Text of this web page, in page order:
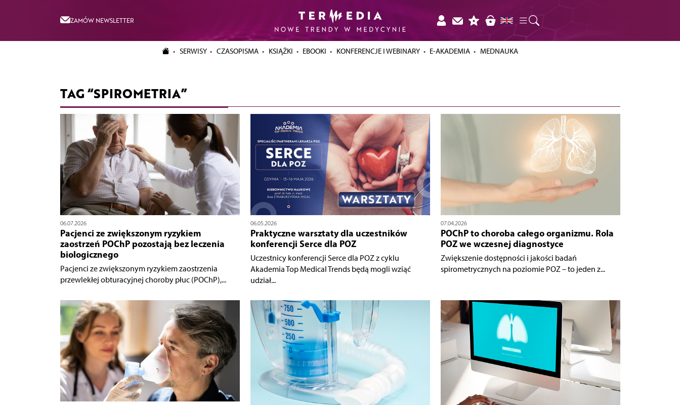
ZAMÓW NEWSLETTER
SERWISY CZASOPISMA KSIĄŻKI EBOOKI KONFERENCJE I WEBINARY E-AKADEMIA MEDNAUKA
TAG “SPIROMETRIA”
06.07.2026
Pacjenci ze zwiększonym ryzykiem
zaostrzeń POChP pozostają bez leczenia
biologicznego
Pacjenci ze zwiększonym ryzykiem zaostrzenia
przewlekłej obturacyjnej choroby płuc (POChP),...
06.05.2026
Praktyczne warsztaty dla uczestników
konferencji Serce dla POZ
Uczestnicy konferencji Serce dla POZ z cyklu
Akademia Top Medical Trends będą mogli wziąć
udział...
07.04.2026
POChP to choroba całego organizmu. Rola
POZ we wczesnej diagnostyce
Zwiększenie dostępności i jakości badań
spirometrycznych na poziomie POZ – to jeden z...